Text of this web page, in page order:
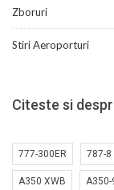
Zboruri
Stiri Aeroporturi
Citeste si
777-300ER 787-
A350 XWB A350-